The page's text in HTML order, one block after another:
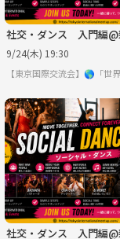
社交・ダンス 入門編@
9/24(木) 19:30
【東京国際交流会】🌎「
社交・ダンス 入門編@